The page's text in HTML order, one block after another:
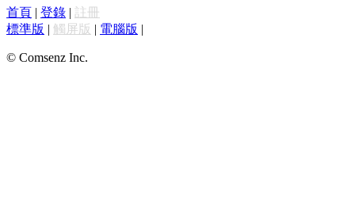
首頁 | 登錄 | 註冊
標準版 | 觸屏版 | 電腦版 |
© Comsenz Inc.